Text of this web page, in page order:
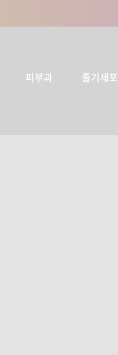
피부과 줄기세포